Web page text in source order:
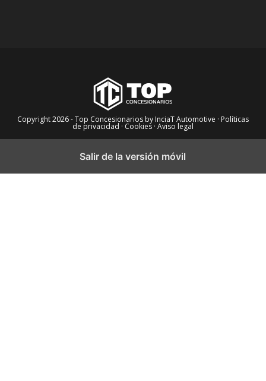
Copyright 2026 - Top Concesionarios by InciaT Automotive · Políticas
de privacidad · Cookies · Aviso legal
Salir de la versión móvil